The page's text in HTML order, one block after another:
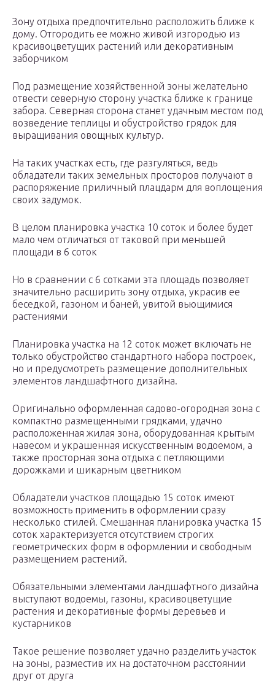
Зону отдыха предпочтительно расположить ближе к
дому. Отгородить ее можно живой изгородью из
красивоцветущих растений или декоративным
заборчиком
Под размещение хозяйственной зоны желательно
отвести северную сторону участка ближе к границе
забора. Северная сторона станет удачным местом под
возведение теплицы и обустройство грядок для
выращивания овощных культур.
На таких участках есть, где разгуляться, ведь
обладатели таких земельных просторов получают в
распоряжение приличный плацдарм для воплощения
своих задумок.
В целом планировка участка 10 соток и более будет
мало чем отличаться от таковой при меньшей
площади в 6 соток
Но в сравнении с 6 сотками эта площадь позволяет
значительно расширить зону отдыха, украсив ее
беседкой, газоном и баней, увитой вьющимися
растениями
Планировка участка на 12 соток может включать не
только обустройство стандартного набора построек,
но и предусмотреть размещение дополнительных
элементов ландшафтного дизайна.
Оригинально оформленная садово-огородная зона с
компактно размещенными грядками, удачно
расположенная жилая зона, оборудованная крытым
навесом и украшенная искусственным водоемом, а
также просторная зона отдыха с петляющими
дорожками и шикарным цветником
Обладатели участков площадью 15 соток имеют
возможность применить в оформлении сразу
несколько стилей. Смешанная планировка участка 15
соток характеризуется отсутствием строгих
геометрических форм в оформлении и свободным
размещением растений.
Обязательными элементами ландшафтного дизайна
выступают водоемы, газоны, красивоцветущие
растения и декоративные формы деревьев и
кустарников
Такое решение позволяет удачно разделить участок
на зоны, разместив их на достаточном расстоянии
друг от друга